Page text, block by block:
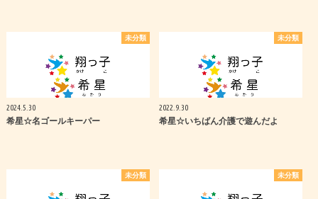
未分類
2024.5.30
希星☆名ゴールキーパー
未分類
2022.9.30
希星☆いちばん介護で遊んだよ
未分類 未分類